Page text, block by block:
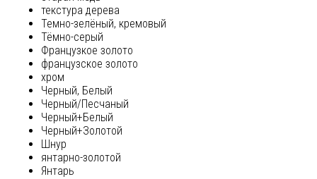
текстура дерева
Темно-зелёный, кремовый
Тёмно-серый
Французкое золото
французское золото
хром
Черный, Белый
Черный/Песчаный
Черный+Белый
Черный+Золотой
Шнур
янтарно-золотой
Янтарь